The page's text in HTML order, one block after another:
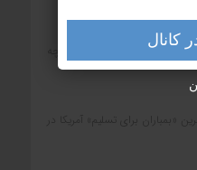
می‌خورد و تسلیم می‌شود، چه
«بمباران برای تسلیم» آمریکا در
کانال